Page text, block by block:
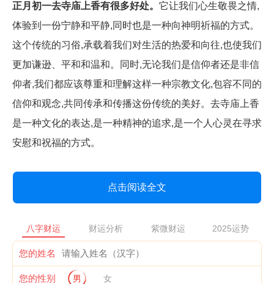
正月初一去寺庙上香有很多好处。 它让我们心生敬畏之情,
体验到一份宁静和平静,同时也是一种向神明祈福的方式。
这个传统的习俗,承载着我们对生活的热爱和向往,也使我们
更加谦逊、平和和温和。同时,无论我们是信仰者还是非信
仰者,我们都应该尊重和理解这样一种宗教文化,包容不同的
信仰和观念,共同传承和传播这份传统的美好。去寺庙上香
是一种文化的表达,是一种精神的追求,是一个人心灵在寻求
安慰和祝福的方式。
点击阅读全文
八字财运 财运分析 紫微财运 2025运势
您的姓名
您的性别 男 女